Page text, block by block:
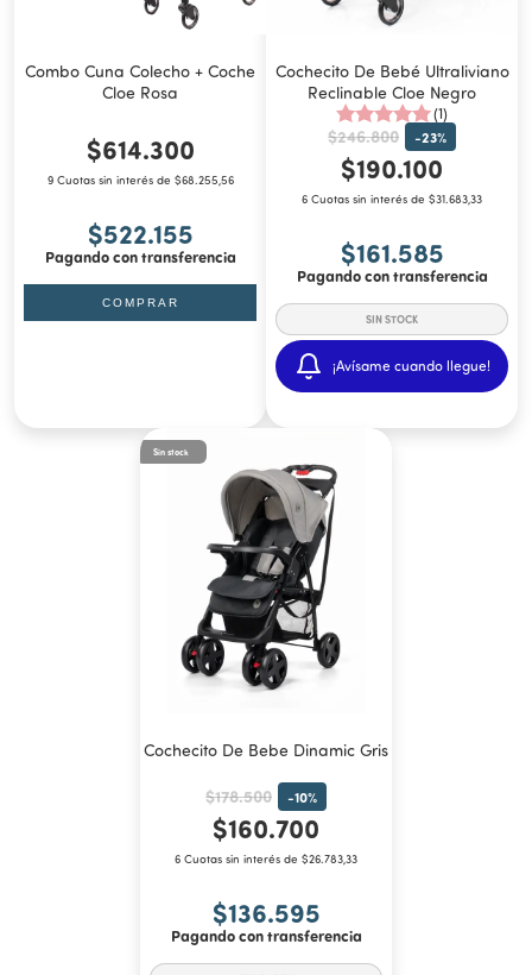
Combo Cuna Colecho + Coche
Cloe Rosa
$614.300
9 Cuotas sin interés de $68.255,56
$522.155
Pagando con transferencia
COMPRAR
Cochecito De Bebé Ultraliviano
Reclinable Cloe Negro
(1)
$246.800 -23%
$190.100
6 Cuotas sin interés de $31.683,33
$161.585
Pagando con transferencia
¡Avísame cuando llegue!
Sin stock
Cochecito De Bebe Dinamic Gris
$178.500 -10%
$160.700
6 Cuotas sin interés de $26.783,33
$136.595
Pagando con transferencia